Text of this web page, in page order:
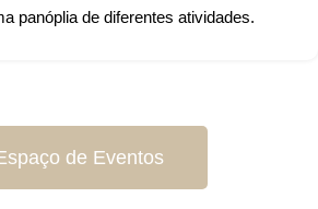
panóplia de diferentes atividades.
de Eventos